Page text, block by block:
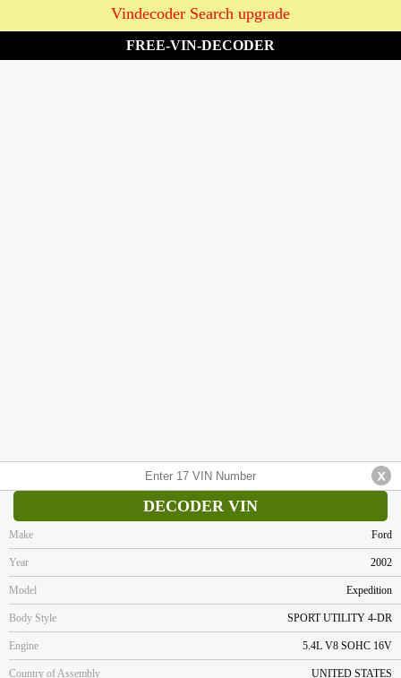
Vindecoder Search upgrade
FREE-VIN-DECODER
DECODER VIN
Make Ford
Year 2002
Model Expedition
Body Style SPORT UTILITY 4-DR
Engine 5.4L V8 SOHC 16V
Country of Assembly UNITED STATES